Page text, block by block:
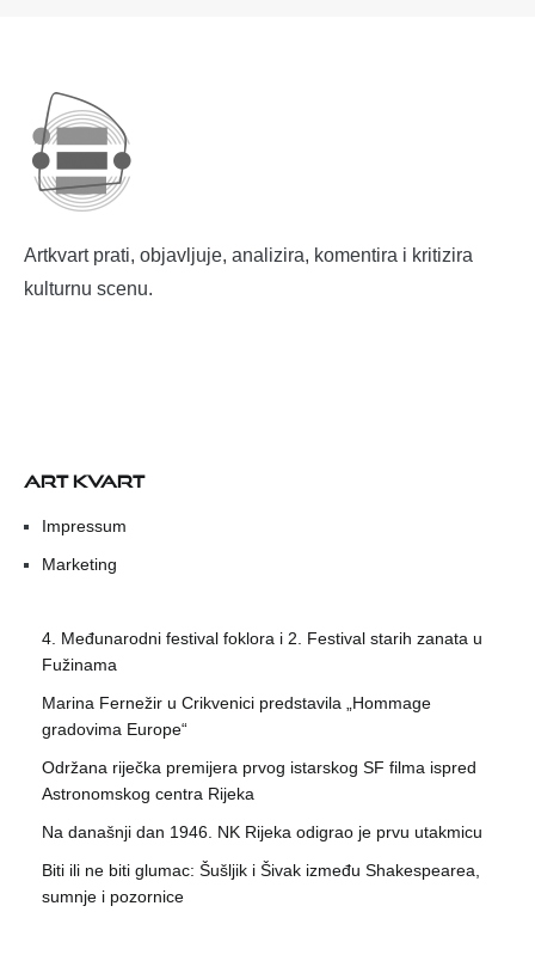
Artkvart prati, objavljuje, analizira, komentira i kritizira
kulturnu scenu.
ART KVART
Impressum
Marketing
4. Međunarodni festival foklora i 2. Festival starih zanata u
Fužinama
Marina Fernežir u Crikvenici predstavila „Hommage
gradovima Europe“
Održana riječka premijera prvog istarskog SF filma ispred
Astronomskog centra Rijeka
Na današnji dan 1946. NK Rijeka odigrao je prvu utakmicu
Biti ili ne biti glumac: Šušljik i Šivak između Shakespearea,
sumnje i pozornice